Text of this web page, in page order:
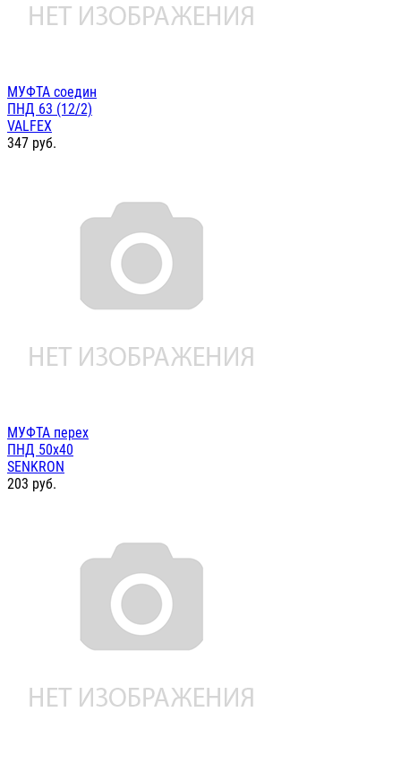
МУФТА соедин
ПНД 63 (12/2)
VALFEX
347 руб.
МУФТА перех
ПНД 50х40
SENKRON
203 руб.